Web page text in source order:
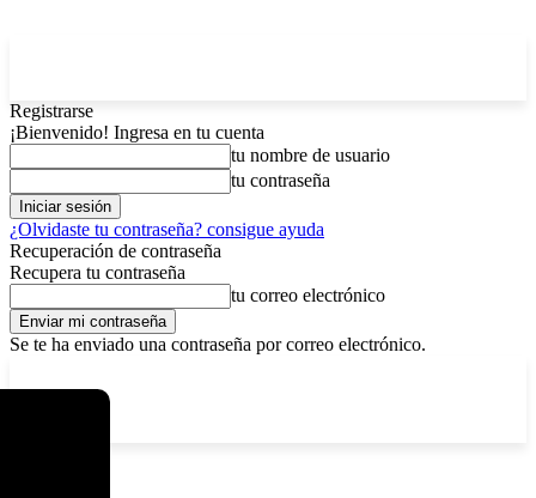
Registrarse
¡Bienvenido! Ingresa en tu cuenta
tu nombre de usuario
tu contraseña
¿Olvidaste tu contraseña? consigue ayuda
Recuperación de contraseña
Recupera tu contraseña
tu correo electrónico
Se te ha enviado una contraseña por correo electrónico.